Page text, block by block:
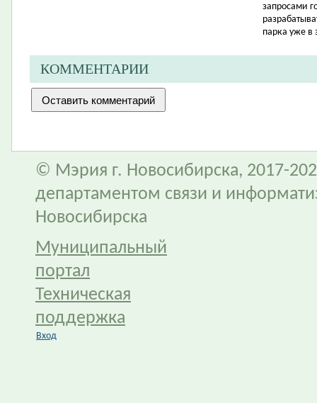
запросами
парка уже в
КОММЕНТАРИИ
© Мэрия г. Новосибирска, 2017-
департаментом связи и
Новосибирска
Муниципальный
портал
Техническая
поддержка
Вход